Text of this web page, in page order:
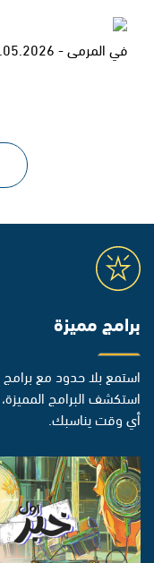
في المرمى - 18.05.2026
برامج مميزة
استمع بلا حدود مع
استكشف البرامج
أي وقت يناسبك.